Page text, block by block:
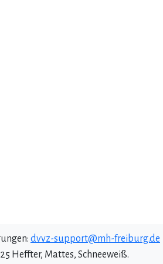
dvvz-support@mh-freiburg.de
Heffter, Mattes, Schneeweiß.